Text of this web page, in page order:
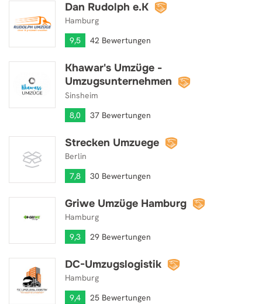
Dan Rudolph e.K
Hamburg
9,5
42 Bewertungen
Dan Rudolph e.K
Khawar's Umzüge -
Umzugsunternehmen
Sinsheim
8,0
37 Bewertungen
Khawar's Umzüge - Umzugsunternehmen
Strecken Umzuege
Berlin
7,8
30 Bewertungen
Strecken Umzuege
Griwe Umzüge Hamburg
Hamburg
9,3
29 Bewertungen
Griwe Umzüge Hamburg
DC-Umzugslogistik
Hamburg
9,4
25 Bewertungen
DC-Umzugslogistik